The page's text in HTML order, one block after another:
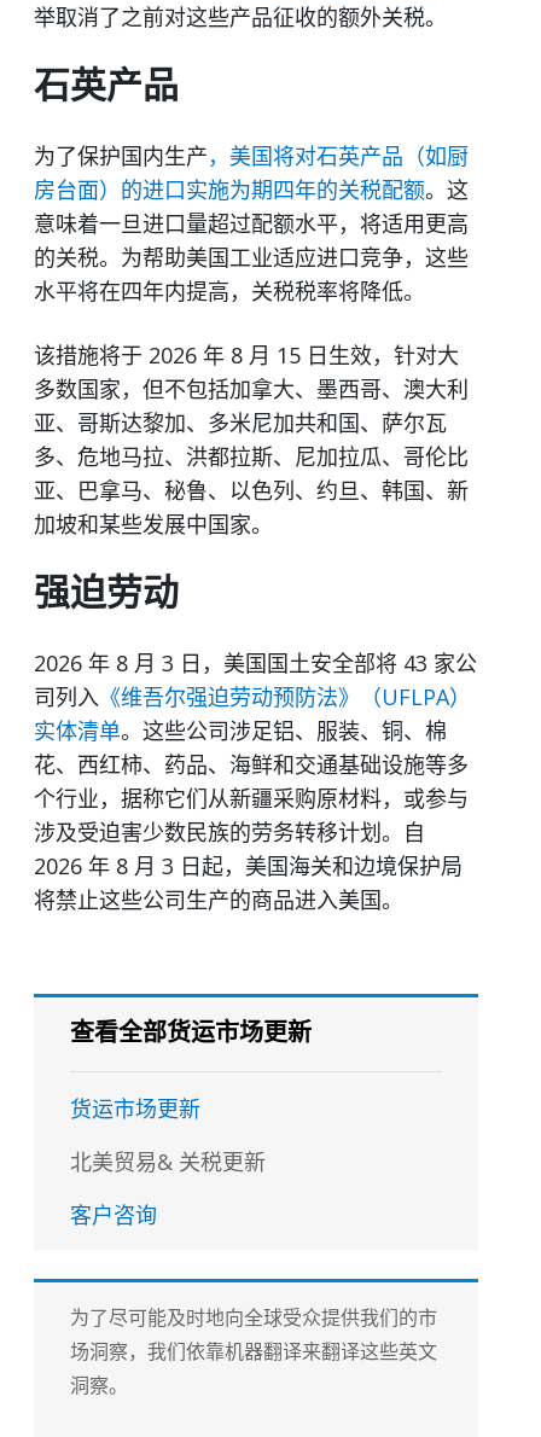
举取消了之前对这些产品征收的额外关税。
石英产品
为了保护国内生产，美国将对石英产品（如厨
房台面）的进口实施为期四年的关税配额。这
意味着一旦进口量超过配额水平，将适用更高
的关税。为帮助美国工业适应进口竞争，这些
水平将在四年内提高，关税税率将降低。
该措施将于 2026 年 8 月 15 日生效，针对大
多数国家，但不包括加拿大、墨西哥、澳大利
亚、哥斯达黎加、多米尼加共和国、萨尔瓦
多、危地马拉、洪都拉斯、尼加拉瓜、哥伦比
亚、巴拿马、秘鲁、以色列、约旦、韩国、新
加坡和某些发展中国家。
强迫劳动
2026 年 8 月 3 日，美国国土安全部将 43 家公
司列入 《维吾尔强迫劳动预防法》（UFLPA）
实体清单。这些公司涉足铝、服装、铜、棉
花、西红柿、药品、海鲜和交通基础设施等多
个行业，据称它们从新疆采购原材料，或参与
涉及受迫害少数民族的劳务转移计划。自
2026 年 8 月 3 日起，美国海关和边境保护局
将禁止这些公司生产的商品进入美国。
查看全部货运市场更新
货运市场更新
北美贸易& 关税更新
客户咨询
为了尽可能及时地向全球受众提供我们的市
场洞察，我们依靠机器翻译来翻译这些英文
洞察。